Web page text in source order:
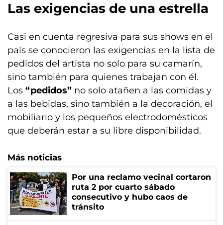
Las exigencias de una estrella
Casi en cuenta regresiva para sus shows en el
país se conocieron las exigencias en la lista de
pedidos del artista no solo para su camarín,
sino también para quienes trabajan con él.
Los “pedidos” no solo atañen a las comidas y
a las bebidas, sino también a la decoración, el
mobiliario y los pequeños electrodomésticos
que deberán estar a su libre disponibilidad.
Más noticias
Por una reclamo vecinal cortaron
ruta 2 por cuarto sábado
consecutivo y hubo caos de
tránsito